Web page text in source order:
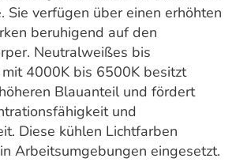
Sie verfügen über einen erhöhten
beruhigend auf den
Neutralweißes bis
4000K bis 6500K besitzt
Blauanteil und fördert
und
Diese kühlen Lichtfarben
Arbeitsumgebungen eingesetzt.